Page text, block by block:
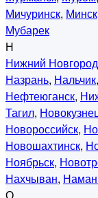
Мичуринск, Минск
Мубарек
Н
Нижний Новгород
Назрань, Нальчик,
Нефтеюганск,
Тагил,
Новороссийск,
Новошахтинск,
Ноябрьск,
Нахчыван,